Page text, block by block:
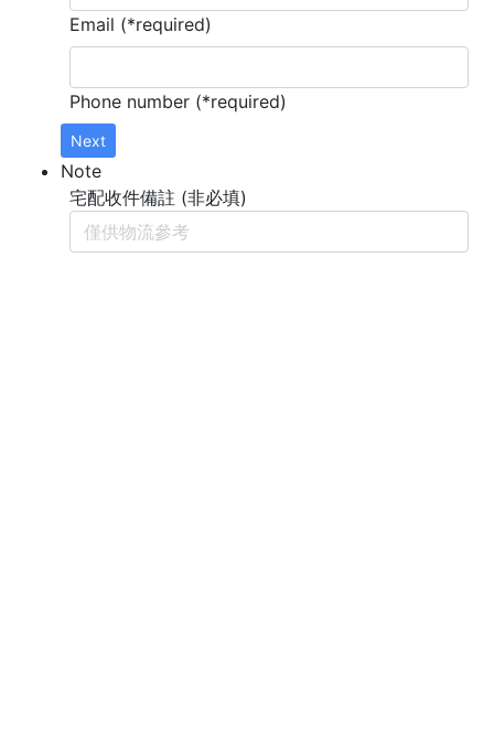
Email (*required)
Phone number (*required)
Next
Note
宅配收件備註 (非必填)